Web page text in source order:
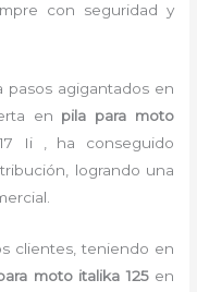
con seguridad y
pasos agigantados en
en pila para moto
Ii , ha conseguido
logrando una
clientes, teniendo en
moto italika 125en